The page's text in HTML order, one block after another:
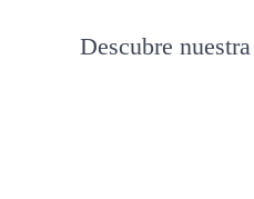
Descubre